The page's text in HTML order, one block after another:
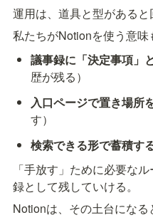
運用は、道具と型があると
私たちがNotionを使う意味
議事録に「決定事項」
歴が残る）
入口ページで置き場所
す）
検索できる形で蓄積す
「手放す」ために必要な
録として残していける。
Notionは、その土台になる